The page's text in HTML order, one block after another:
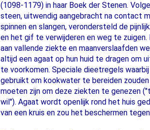
(1098-1179) in haar Boek der Stenen.
steen, uitwendig aangebracht na contact
spinnen en slangen, verondersteld de
en het gif te verwijderen en weg te zuigen.
aan vallende ziekte en maanverslaafden
altijd een agaat op hun huid te dragen om
te voorkomen. Speciale dieetregels
gebruikt om kookwater te bereiden
moeten zijn om deze ziekten te genezen
wil"). Agaat wordt openlijk rond het huis
van een kruis en zou het beschermen